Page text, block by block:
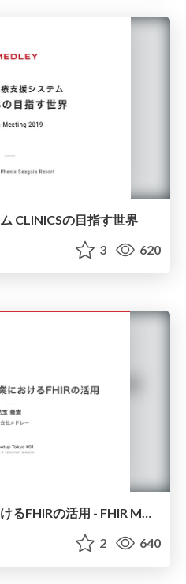
CLINICSの目指す世界
3 620
電子処方箋実証事業におけるFHIRの活用 - FHIR Meetup Tokyo #01
2 640